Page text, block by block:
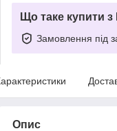
Що таке купити
Замовлення під
Опис